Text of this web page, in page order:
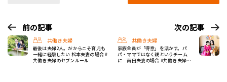
前の記事
共働き夫婦
最後は夫婦2人。だからこそ育児も
一緒に経験したい 松本夫妻の場合 #
共働き夫婦のセブンルール
次の記事
共働き夫婦
家族全員が「得意」を活かす。パ
パ・ママではなく親というチーム
に 南田夫妻の場合 #共働き夫婦の